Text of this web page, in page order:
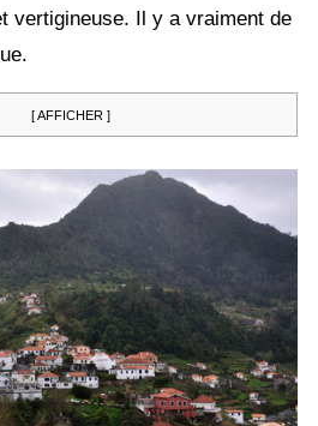
vertigineuse. Il y a vraiment de
[ AFFICHER ]